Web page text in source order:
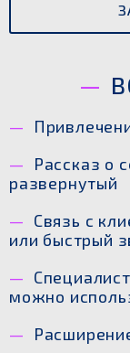
Рассказ о
развернутый
Связь с
или быстрый